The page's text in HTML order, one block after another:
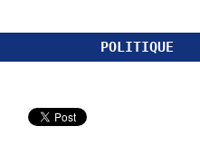
POLITIQUE